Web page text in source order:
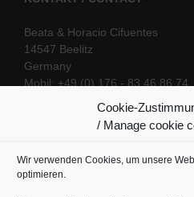
Cookie-
/ Manage cookie
Wir verwenden Cookies, um unsere
optimieren.
Beata & Horacio Cifuentes
14547 Beelitz
Germany
Mobil: +49 (0) 176 - 83 46 86 74
SOCIAL LINKS